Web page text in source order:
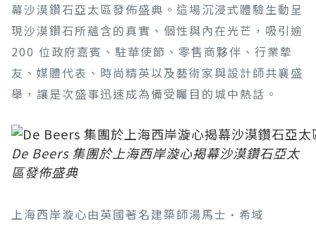
幕沙漠鑽石亞太區發佈盛典。這場沉浸式體驗生動呈
現沙漠鑽石所蘊含的真實、個性與內在光芒，吸引逾
200 位政府嘉賓、駐華使節、零售商夥伴、行業摯
友、媒體代表、時尚精英以及藝術家與設計師共襄盛
舉，讓是次盛事迅速成為備受矚目的城中熱話。
De Beers 集團於上海西岸漩心揭幕沙漠鑽石亞太
區發佈盛典
上海西岸漩心由英國著名建築師湯馬士·希域